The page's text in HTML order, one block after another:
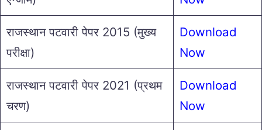
राजस्थान पटवारी पेपर 2015 (मुख्य
परीक्षा)
Download
Now
राजस्थान पटवारी पेपर 2021 (प्रथम
चरण)
Download
Now